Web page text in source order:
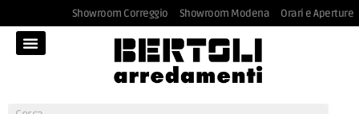
Showroom Correggio Showroom Modena Orari e Aperture